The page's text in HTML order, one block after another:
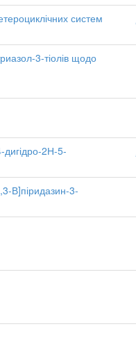
систем
3-тіолів щодо
дигідро-2Н-5-
В]піридазин-3-